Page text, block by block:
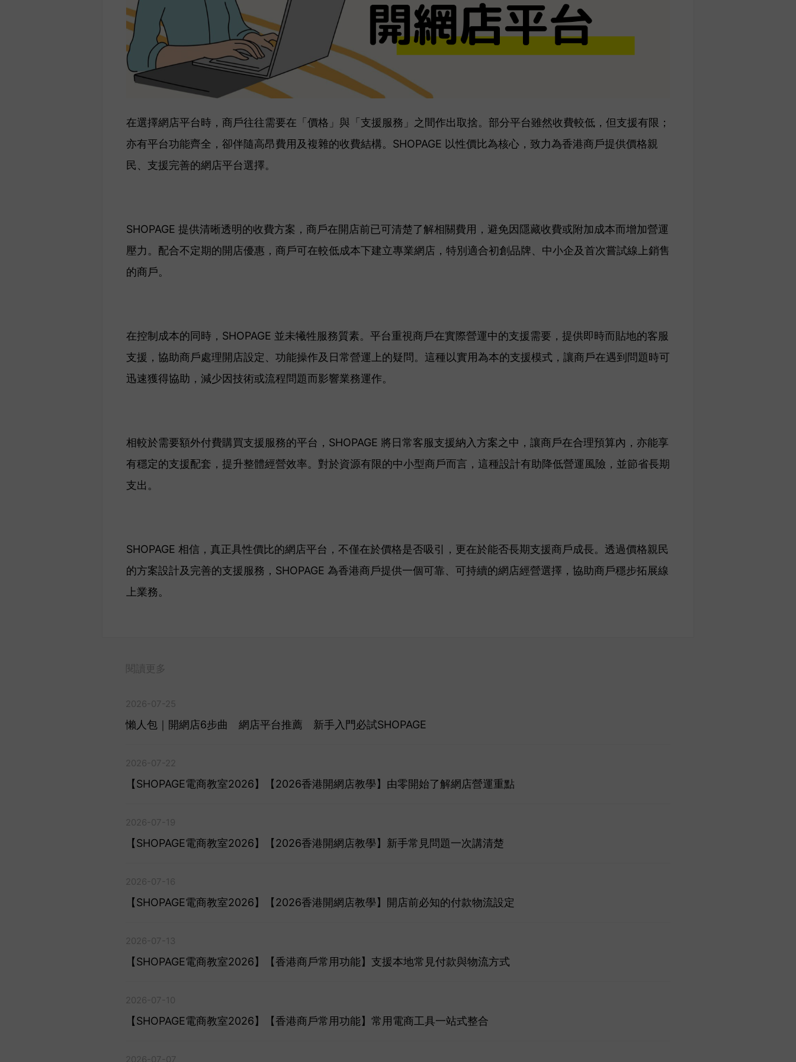
在選擇網店平台時，商戶往往需要在「價格」與「支援服務」之間作出取捨。部分平台雖然收費較低，但支援有限；
亦有平台功能齊全，卻伴隨高昂費用及複雜的收費結構。SHOPAGE 以性價比為核心，致力為香港商戶提供價格親
民、支援完善的網店平台選擇。
SHOPAGE 提供清晰透明的收費方案，商戶在開店前已可清楚了解相關費用，避免因隱藏收費或附加成本而增加營運
壓力。配合不定期的開店優惠，商戶可在較低成本下建立專業網店，特別適合初創品牌、中小企及首次嘗試線上銷售
的商戶。
在控制成本的同時，SHOPAGE 並未犧牲服務質素。平台重視商戶在實際營運中的支援需要，提供即時而貼地的客服
支援，協助商戶處理開店設定、功能操作及日常營運上的疑問。這種以實用為本的支援模式，讓商戶在遇到問題時可
迅速獲得協助，減少因技術或流程問題而影響業務運作。
相較於需要額外付費購買支援服務的平台，SHOPAGE 將日常客服支援納入方案之中，讓商戶在合理預算內，亦能享
有穩定的支援配套，提升整體經營效率。對於資源有限的中小型商戶而言，這種設計有助降低營運風險，並節省長期
支出。
SHOPAGE 相信，真正具性價比的網店平台，不僅在於價格是否吸引，更在於能否長期支援商戶成長。透過價格親民
的方案設計及完善的支援服務，SHOPAGE 為香港商戶提供一個可靠、可持續的網店經營選擇，協助商戶穩步拓展線
上業務。
閱讀更多
2026-07-25
懶人包｜開網店6步曲 網店平台推薦 新手入門必試SHOPAGE
2026-07-22
【SHOPAGE電商教室2026】【2026香港開網店教學】由零開始了解網店營運重點
2026-07-19
【SHOPAGE電商教室2026】【2026香港開網店教學】新手常見問題一次講清楚
2026-07-16
【SHOPAGE電商教室2026】【2026香港開網店教學】開店前必知的付款物流設定
2026-07-13
【SHOPAGE電商教室2026】【香港商戶常用功能】支援本地常見付款與物流方式
2026-07-10
【SHOPAGE電商教室2026】【香港商戶常用功能】常用電商工具一站式整合
2026-07-07